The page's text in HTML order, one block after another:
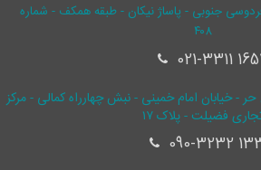
جنوبی - پاساژ نیکان - طبقه همکف - شماره
۴۰۸
021-3311
- خیابان امام خمینی - نبش چهارراه کمالی - مرکز
فضیلت - پلاک ۱۷
090-3232